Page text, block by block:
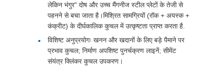
लेकिन भंगुर" दोष और उच्च मैंगनीज स्टील प्लेटों के तेजी से
पहनने से बचा जाता है।मिश्रित सामग्रियों (रॉक + अयस्क +
कंक्रीट) के दीर्घकालिक कुचल में उत्कृष्टता प्राप्त करता है.
विशिष्ट अनुप्रयोगः खनन और खदानों के लिए बड़े पैमाने पर
प्रभाव कुचल; निर्माण अपशिष्ट पुनर्चक्रण लाइनें; सीमेंट
संयंत्र क्लिंकर कुचल उपकरण।